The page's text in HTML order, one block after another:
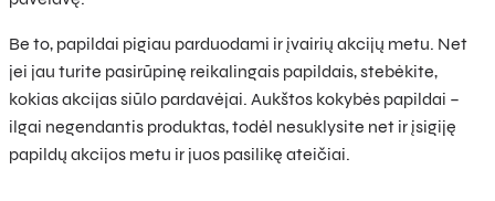
Be to, papildai pigiau parduodami ir įvairių akcijų metu. Net
jei jau turite pasirūpinę reikalingais papildais, stebėkite,
kokias akcijas siūlo pardavėjai. Aukštos kokybės papildai –
ilgai negendantis produktas, todėl nesuklysite net ir įsigiję
papildų akcijos metu ir juos pasilikę ateičiai.